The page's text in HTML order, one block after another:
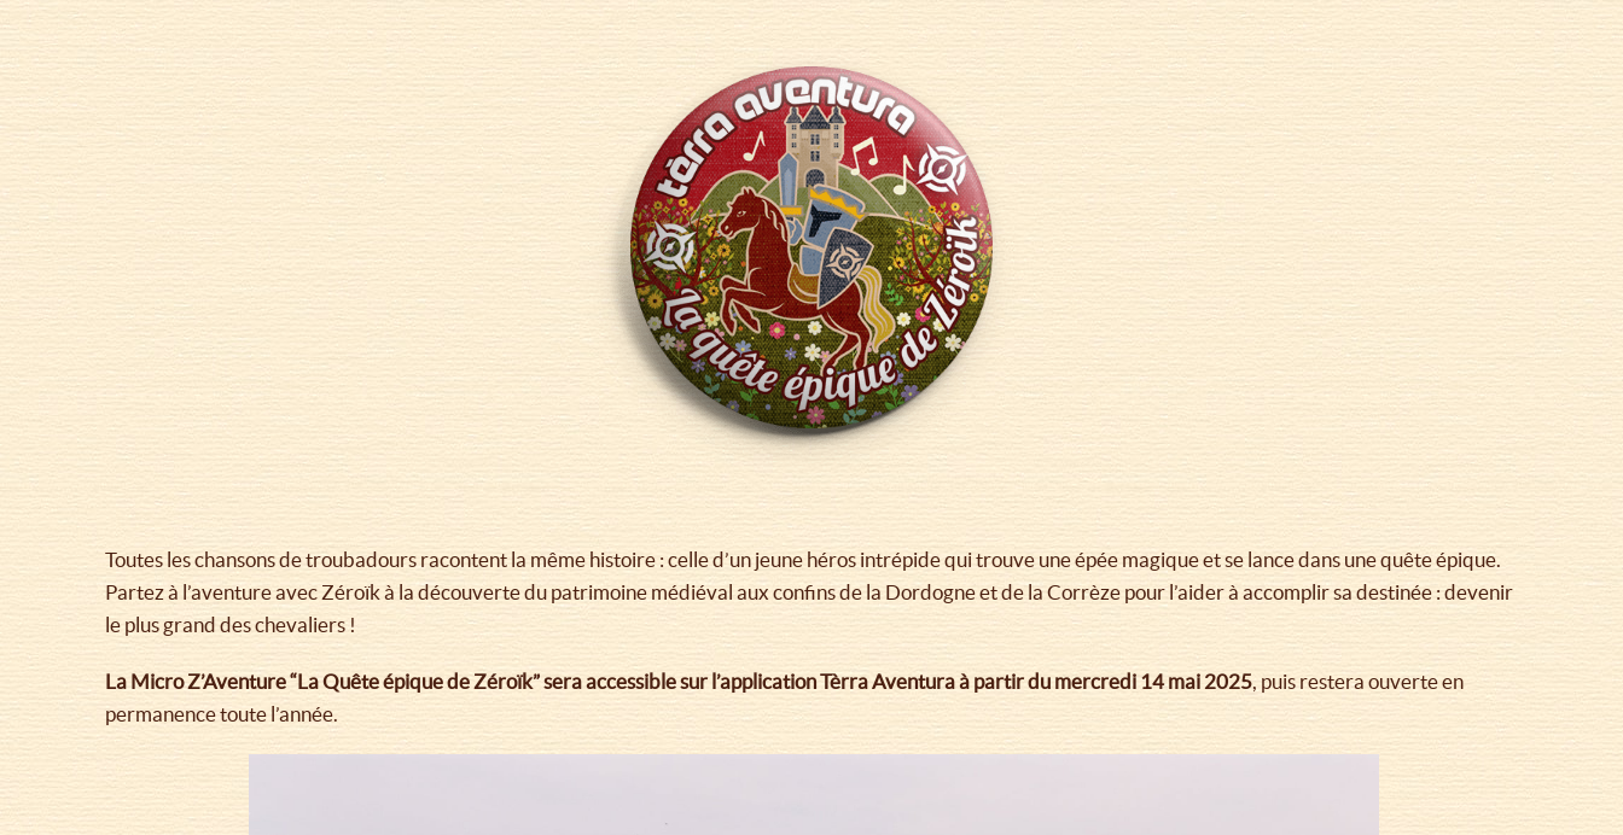
Toutes les chansons de troubadours racontent la même histoire : celle d’un jeune héros intrépide qui trouve une épée magique et se lance dans une quête épique.
Partez à l’aventure avec Zéroïk à la découverte du patrimoine médiéval aux confins de la Dordogne et de la Corrèze pour l’aider à accomplir sa destinée : devenir
le plus grand des chevaliers !
La Micro Z’Aventure “La Quête épique de Zéroïk” sera accessible sur l’application Tèrra Aventura à partir du mercredi 14 mai 2025, puis restera ouverte en
permanence toute l’année.